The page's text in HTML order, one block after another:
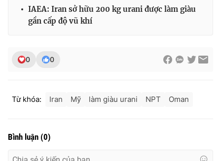
Phó Tổng Biên tập:
Nguyễn Thị Mỹ Hạnh, Phạm Quốc Thắng,
Nguyễn Trọng Ninh
Tổng đài VTV:
Email:toasoan@vtv.vn
IAEA: Iran sở hữu 200 kg urani được làm giàu
gần cấp độ vũ khí
0 0
Từ khóa: Iran Mỹ làm giàu urani NPT Oman
Bình luận (0)